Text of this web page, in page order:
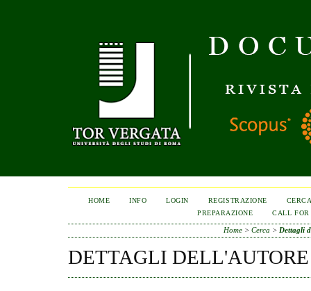
HOME INFO LOGIN REGISTRAZIONE
PREPARAZIONE
CALL FOR
Home> Cerca > Dettagli
DETTAGLI DELL'AUTORE